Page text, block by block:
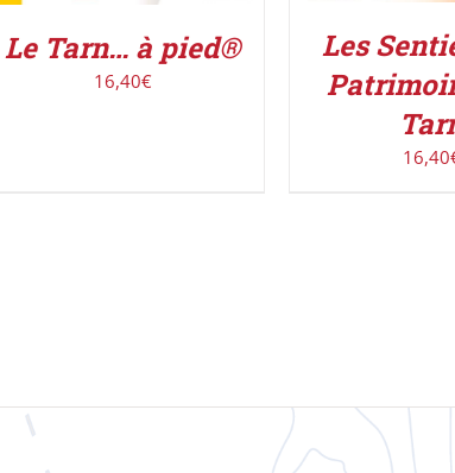
Le Tarn… à pied®
16,40€
Les
16,40